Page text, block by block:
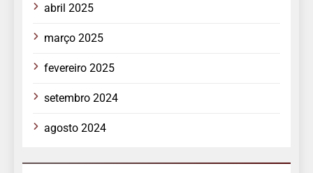
abril 2025
março 2025
fevereiro 2025
setembro 2024
agosto 2024